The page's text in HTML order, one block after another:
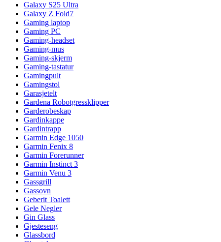
Galaxy S25 Ultra
Galaxy Z Fold7
Gaming laptop
Gaming PC
Gaming-headset
Gaming-mus
Gaming-skjerm
Gaming-tastatur
Gamingpult
Gamingstol
Garasjetelt
Gardena Robotgressklipper
Garderobeskap
Gardinkappe
Gardintrapp
Garmin Edge 1050
Garmin Fenix 8
Garmin Forerunner
Garmin Instinct 3
Garmin Venu 3
Gassgrill
Gassovn
Geberit Toalett
Gele Negler
Gin Glass
Gjesteseng
Glassbord